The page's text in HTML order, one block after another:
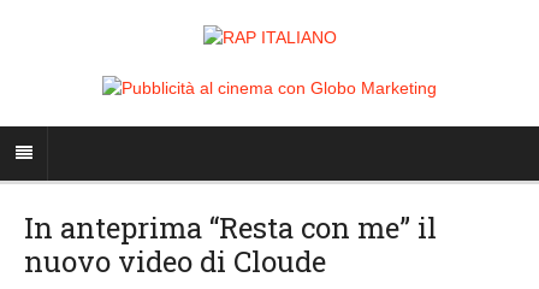
In anteprima “Resta con me” il
nuovo video di Cloude